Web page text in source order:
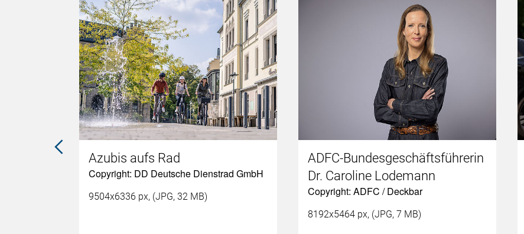
Azubis aufs Rad
Copyright: DD Deutsche Dienstrad GmbH
9504x6336 px, (JPG, 32 MB)
ADFC-Bundesgeschäftsführerin
Dr. Caroline Lodemann
Copyright: ADFC / Deckbar
8192x5464 px, (JPG, 7 MB)